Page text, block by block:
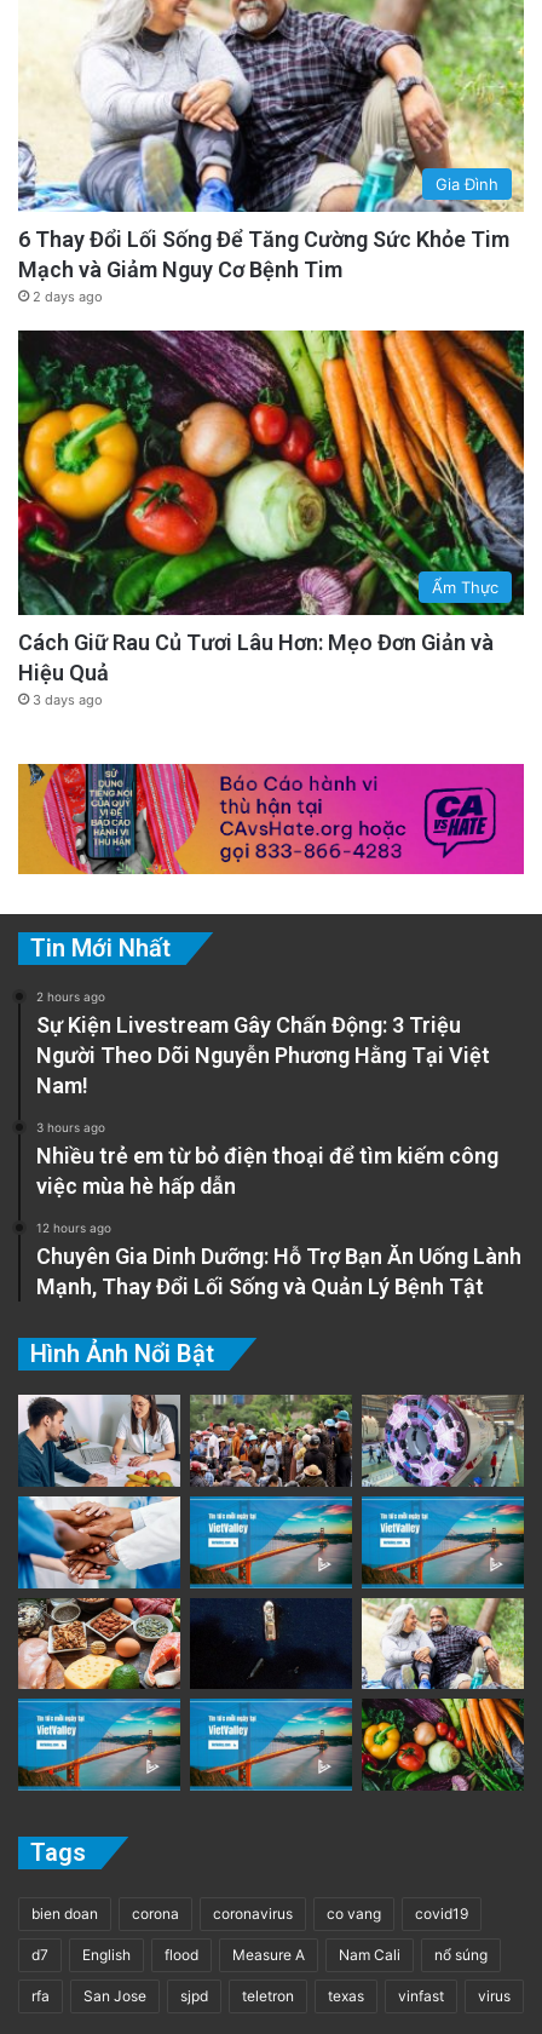
Gia Đình
6 Thay Đổi Lối Sống Để Tăng Cường Sức Khỏe Tim
Mạch và Giảm Nguy Cơ Bệnh Tim
2 days ago
Ẩm Thực
Cách Giữ Rau Củ Tươi Lâu Hơn: Mẹo Đơn Giản và
Hiệu Quả
3 days ago
Tin Mới Nhất
2 hours ago
Sự Kiện Livestream Gây Chấn Động: 3 Triệu
Người Theo Dõi Nguyễn Phương Hằng Tại Việt
Nam!
3 hours ago
Nhiều trẻ em từ bỏ điện thoại để tìm kiếm công
việc mùa hè hấp dẫn
12 hours ago
Chuyên Gia Dinh Dưỡng: Hỗ Trợ Bạn Ăn Uống Lành
Mạnh, Thay Đổi Lối Sống và Quản Lý Bệnh Tật
Hình Ảnh Nổi Bật
Tags
bien doan corona coronavirus co vang covid19
d7 English flood Measure A Nam Cali nổ súng
rfa San Jose sjpd teletron texas vinfast virus